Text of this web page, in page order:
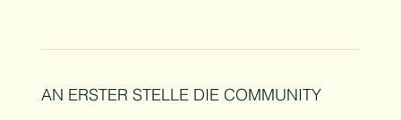
AN ERSTER STELLE DIE COMMUNITY